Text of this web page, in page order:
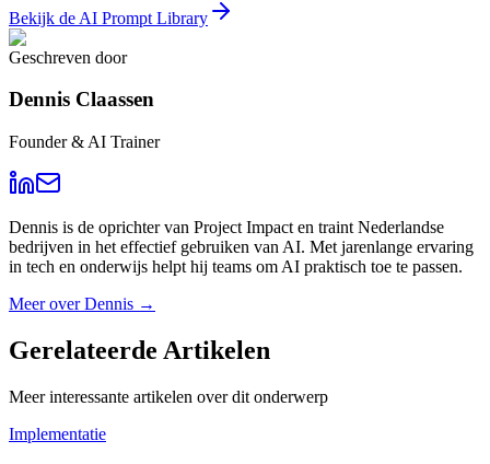
Bekijk de AI Prompt Library
Geschreven door
Dennis Claassen
Founder & AI Trainer
Dennis is de oprichter van Project Impact en traint Nederlandse
bedrijven in het effectief gebruiken van AI. Met jarenlange ervaring
in tech en onderwijs helpt hij teams om AI praktisch toe te passen.
Meer overDennis →
Gerelateerde Artikelen
Meer interessante artikelen over dit onderwerp
Implementatie